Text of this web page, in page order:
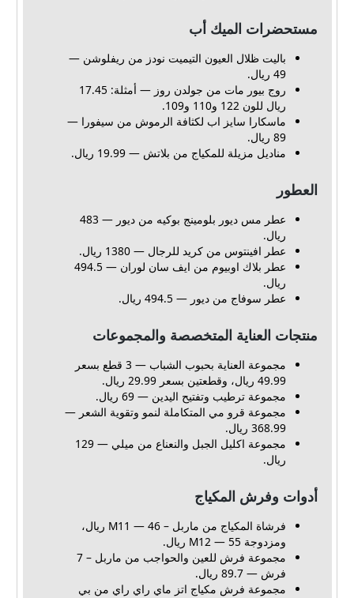
مستحضرات الميك أب
باليت ظلال العيون التيميت نودز من ريفلوشن —
49 ريال.
روج بيور مات من جولدن روز — أمثلة: 17.45
ريال للون 122 و110 و109.
ماسكارا سايز اب لكثافة الرموش من سيفورا —
89 ريال.
مناديل مزيلة للمكياج من بلاتش — 19.99 ريال.
العطور
عطر مس ديور بلومينج بوكيه من ديور — 483
ريال.
عطر افينتوس من كريد للرجال — 1380 ريال.
عطر بلاك اوبيوم من ايف سان لوران — 494.5
ريال.
عطر سوفاج من ديور — 494.5 ريال.
منتجات العناية المتخصصة والمجموعات
مجموعة العناية بحبوب الشباب — 3 قطع بسعر
49.99 ريال، وقطعتين بسعر 29.99 ريال.
مجموعة ترطيب وتفتيح اليدين — 69 ريال.
مجموعة قرو مي المتكاملة لنمو وتقوية الشعر —
368.99 ريال.
مجموعة اكليل الجبل والنعناع من ميلي — 129
ريال.
أدوات وفرش المكياج
فرشاة المكياج من ماربل – M11 — 46 ريال،
ومزدوجة M12 — 55 ريال.
مجموعة فرش للعين والحواجب من ماربل – 7
فرش — 89.7 ريال.
مجموعة فرش مكياج اتز ماي راي راي من بي